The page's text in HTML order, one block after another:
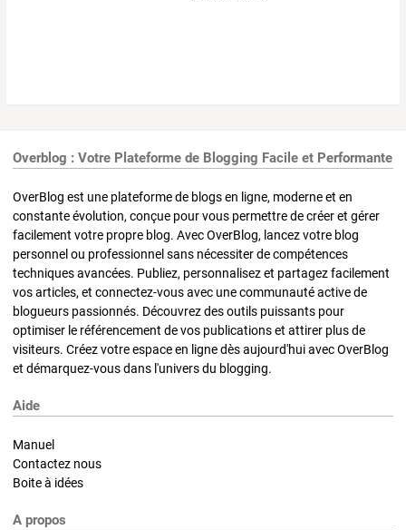
Overblog : Votre Plateforme de Blogging Facile et Performante
OverBlog est une plateforme de blogs en ligne, moderne et en
constante évolution, conçue pour vous permettre de créer et gérer
facilement votre propre blog. Avec OverBlog, lancez votre blog
personnel ou professionnel sans nécessiter de compétences
techniques avancées. Publiez, personnalisez et partagez facilement
vos articles, et connectez-vous avec une communauté active de
blogueurs passionnés. Découvrez des outils puissants pour
optimiser le référencement de vos publications et attirer plus de
visiteurs. Créez votre espace en ligne dès aujourd'hui avec OverBlog
et démarquez-vous dans l'univers du blogging.
Aide
Manuel
Contactez nous
Boite à idées
A propos